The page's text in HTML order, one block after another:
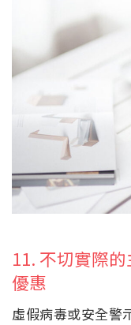
11. 不切實際
優惠
虛假病毒或安全警